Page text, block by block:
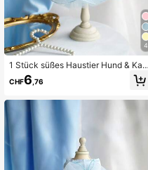
4
1 Stück süßes Haustier Hund & Kat
ze Kleid, rosa, weiß, blaues Tüll-Out
fit, Hochzeitskleid
CHF6 ,76